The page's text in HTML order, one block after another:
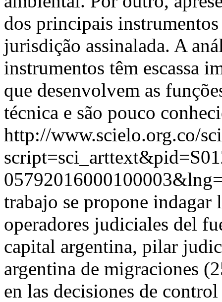
dos principais
jurisdição assinalada. A
instrumentos têm escassa
que desenvolvem as
técnica e são pouco
http://www.scielo.org.co/
trabajo se propone indagar
operadores judiciales del
capital argentina, pilar
argentina de migraciones
en las decisiones de